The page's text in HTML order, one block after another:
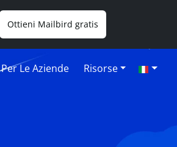
Per Le Aziende Risorse
Ottieni Mailbird gratis